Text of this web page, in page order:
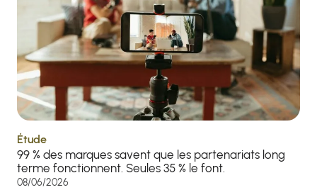
Étude
99 % des marques savent que les partenariats long
terme fonctionnent. Seules 35 % le font.
08/06/2026